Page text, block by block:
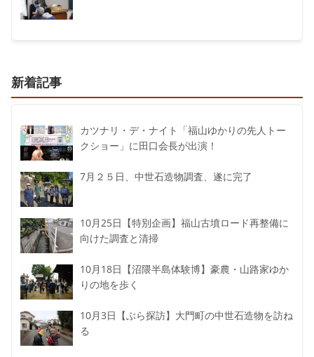
新着記事
カツナリ・デ・ナイト「福山ゆかりの先人トー
クショー」に田口会長が出演！
7月２５日、中世石造物調査、遂に完了
10月25日【特別企画】福山古墳ロード再整備に
向けた調査と清掃
10月18日【沼隈半島体験博】豪農・山路家ゆか
りの地を歩く
10月3日【ぶら探訪】大門町の中世石造物を訪ね
る